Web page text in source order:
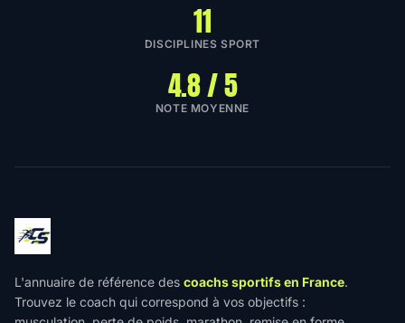
11
DISCIPLINES SPORT
4.8 / 5
NOTE MOYENNE
L'annuaire de référence des coachs sportifs en France.
Trouvez le coach qui correspond à vos objectifs :